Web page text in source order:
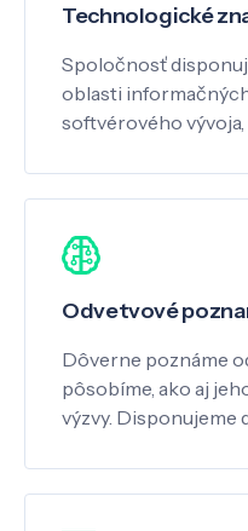
Technologické
Spoločnosť
oblasti
softvérového vývoja,
Odvetvové
Dôverne poznáme
pôsobíme, ako aj
výzvy. Disponujeme